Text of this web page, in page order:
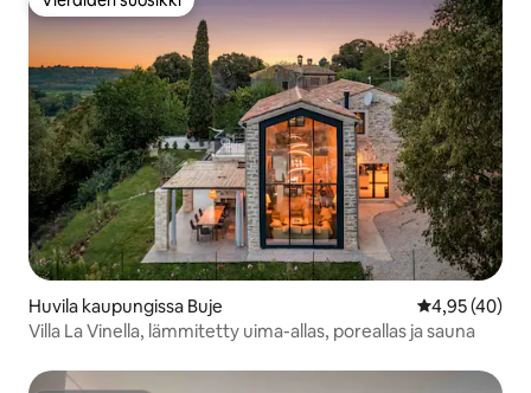
Vieraiden suosikki
Huvila kaupungissa Buje
4,95 (40)
Villa La Vinella, lämmitetty uima-allas, poreallas ja sauna